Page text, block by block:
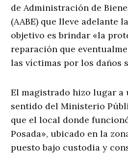
de Administración de
(AABE) que lleve adelante
objetivo es brindar «la
reparación que
las víctimas por los daños
El magistrado hizo lugar a
sentido del Ministerio
que el local donde
Posada», ubicado en la
puesto bajo custodia y